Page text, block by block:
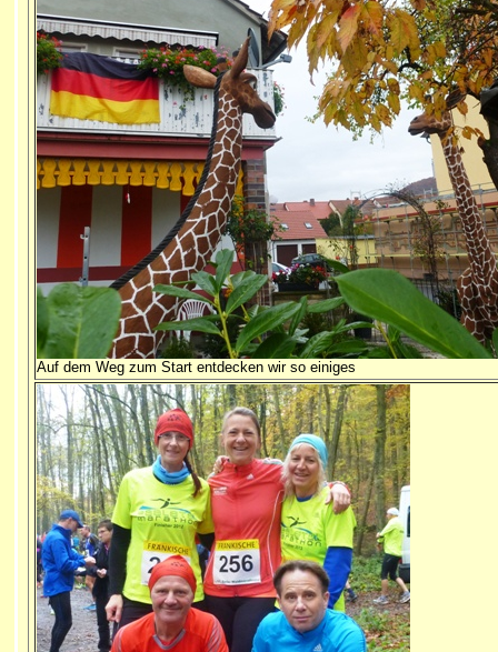
Auf dem Weg zum Start entdecken wir so einiges